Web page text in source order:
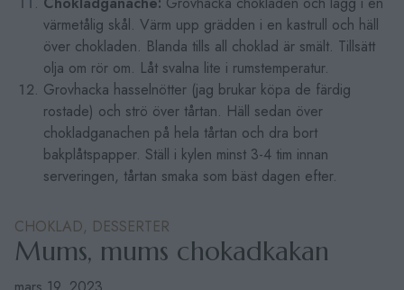
värmetålig skål. Värm upp grädden i en kastrull och häll
över chokladen. Blanda tills all choklad är smält. Tillsätt
olja om rör om. Låt svalna lite i rumstemperatur.
Grovhacka hasselnötter (jag brukar köpa de färdig
rostade) och strö över tårtan. Häll sedan över
chokladganachen på hela tårtan och dra bort
bakplåtspapper. Ställ i kylen minst 3-4 tim innan
serveringen, tårtan smaka som bäst dagen efter.
CHOKLAD, DESSERTER
Mums, mums chokadkakan